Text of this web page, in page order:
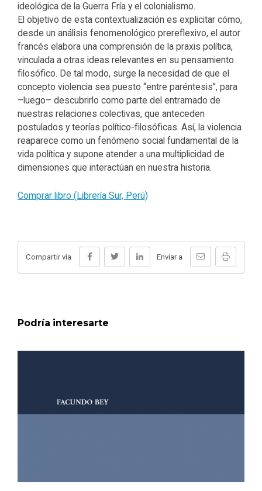
ideológica de la Guerra Fría y el colonialismo.
El objetivo de esta contextualización es explicitar cómo,
desde un análisis fenomenológico prereflexivo, el autor
francés elabora una comprensión de la praxis política,
vinculada a otras ideas relevantes en su pensamiento
filosófico. De tal modo, surge la necesidad de que el
concepto violencia sea puesto “entre paréntesis”, para
–luego– descubrirlo como parte del entramado de
nuestras relaciones colectivas, que anteceden
postulados y teorías político-filosóficas. Así, la violencia
reaparece como un fenómeno social fundamental de la
vida política y supone atender a una multiplicidad de
dimensiones que interactúan en nuestra historia.
Comprar libro (Librería Sur, Perú)
Compartir vía Enviar a
Podría interesarte